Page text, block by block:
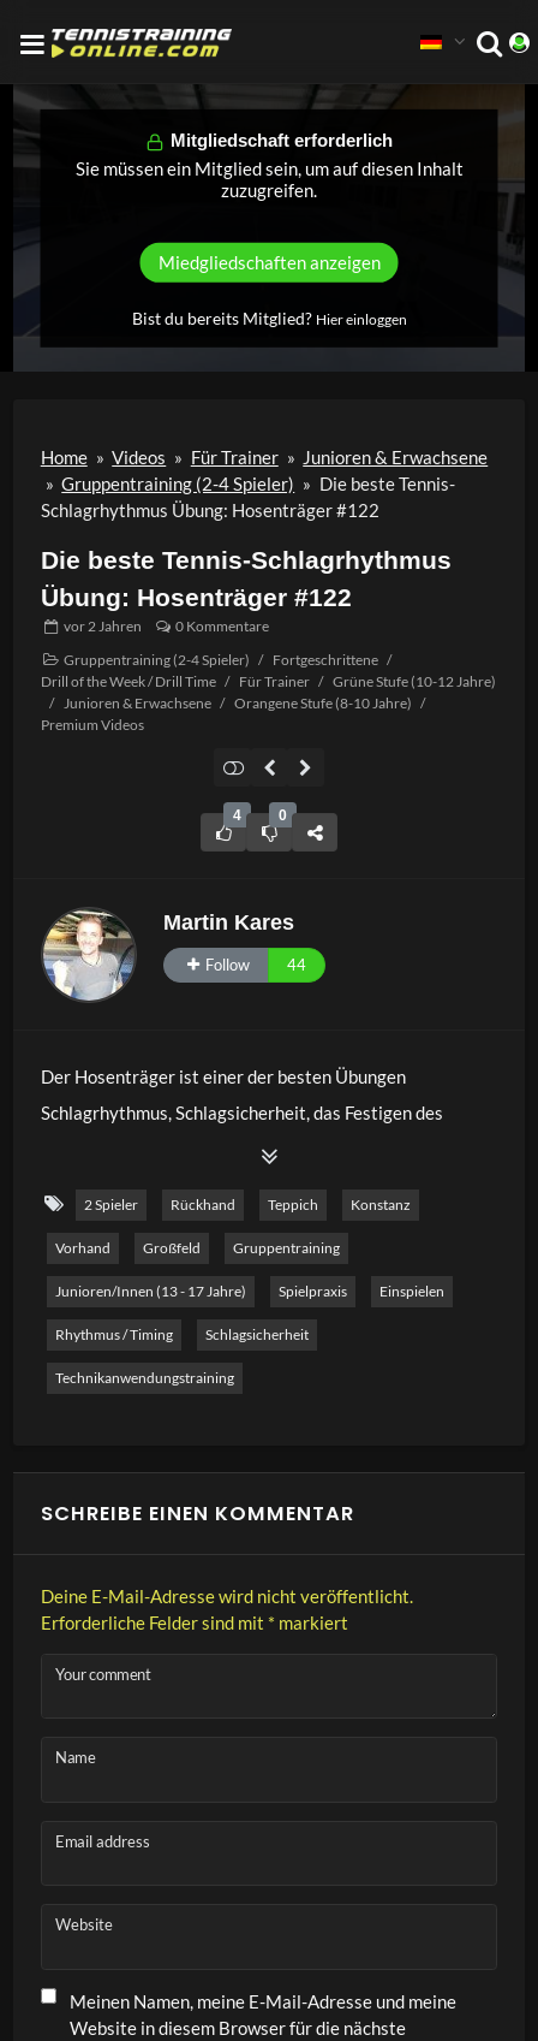
Mitgliedschaft erforderlich
Sie müssen ein Mitglied sein, um auf diesen Inhalt
zuzugreifen.
Miedgliedschaften anzeigen
Bist du bereits Mitglied? Hier einloggen
Home » Videos » Für Trainer » Junioren & Erwachsene
» Gruppentraining (2-4 Spieler) » Die beste Tennis-
Schlagrhythmus Übung: Hosenträger #122
Die beste Tennis-Schlagrhythmus
Übung: Hosenträger #122
vor2 Jahren
0 Kommentare
Gruppentraining (2-4 Spieler) / Fortgeschrittene /
Drill of the Week / Drill Time / Für Trainer / Grüne Stufe (10-12 Jahre)
/ Junioren & Erwachsene / Orangene Stufe (8-10 Jahre) /
Premium Videos
4 0
Martin Kares
Follow 44
Der Hosenträger ist einer der besten Übungen
Schlagrhythmus, Schlagsicherheit, das Festigen des
Schlagmusters, sowie zielorientiertes Schlagen zu üben.
Die Übung eignet sich perfekt, neue Reize zu setzen und
Konzentration auf eine gute Schlagausführung zu schulen.
Der Hosenträger lässt sich sehr gut mit Zusatzaufgaben
variieren. In diesem Video zeige ich euch verschiedene
Variationen, die ihr in eurem Training durchspielen könnt.
2 Spieler Rückhand Teppich Konstanz
Vorhand Großfeld Gruppentraining
Junioren/innen (13 - 17 Jahre) Spielpraxis Einspielen
Rhythmus / Timing Schlagsicherheit
Technikanwendungstraining
SCHREIBE EINEN KOMMENTAR
Deine E-Mail-Adresse wird nicht veröffentlicht.
Erforderliche Felder sind mit * markiert
Your comment
Name
Email address
Website
Meinen Namen, meine E-Mail-Adresse und meine
Website in diesem Browser für die nächste